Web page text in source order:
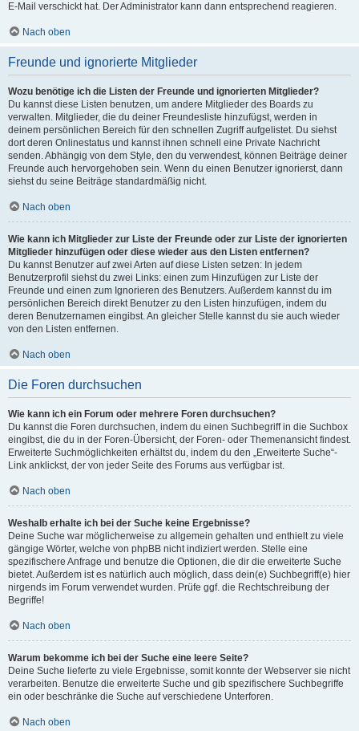
E-Mail verschickt hat. Der Administrator kann dann entsprechend reagieren.
Nach oben
Freunde und ignorierte Mitglieder
Wozu benötige ich die Listen der Freunde und ignorierten Mitglieder?
Du kannst diese Listen benutzen, um andere Mitglieder des Boards zu
verwalten. Mitglieder, die du deiner Freundesliste hinzufügst, werden in
deinem persönlichen Bereich für den schnellen Zugriff aufgelistet. Du siehst
dort deren Onlinestatus und kannst ihnen schnell eine Private Nachricht
senden. Abhängig von dem Style, den du verwendest, können Beiträge deiner
Freunde auch hervorgehoben sein. Wenn du einen Benutzer ignorierst, dann
siehst du seine Beiträge standardmäßig nicht.
Nach oben
Wie kann ich Mitglieder zur Liste der Freunde oder zur Liste der ignorierten
Mitglieder hinzufügen oder diese wieder aus den Listen entfernen?
Du kannst Benutzer auf zwei Arten auf diese Listen setzen: In jedem
Benutzerprofil siehst du zwei Links: einen zum Hinzufügen zur Liste der
Freunde und einen zum Ignorieren des Benutzers. Außerdem kannst du im
persönlichen Bereich direkt Benutzer zu den Listen hinzufügen, indem du
deren Benutzernamen eingibst. An gleicher Stelle kannst du sie auch wieder
von den Listen entfernen.
Nach oben
Die Foren durchsuchen
Wie kann ich ein Forum oder mehrere Foren durchsuchen?
Du kannst die Foren durchsuchen, indem du einen Suchbegriff in die Suchbox
eingibst, die du in der Foren-Übersicht, der Foren- oder Themenansicht findest.
Erweiterte Suchmöglichkeiten erhältst du, indem du den „Erweiterte Suche“-
Link anklickst, der von jeder Seite des Forums aus verfügbar ist.
Nach oben
Weshalb erhalte ich bei der Suche keine Ergebnisse?
Deine Suche war möglicherweise zu allgemein gehalten und enthielt zu viele
gängige Wörter, welche von phpBB nicht indiziert werden. Stelle eine
spezifischere Anfrage und benutze die Optionen, die dir die erweiterte Suche
bietet. Außerdem ist es natürlich auch möglich, dass dein(e) Suchbegriff(e) hier
nirgends im Forum verwendet wurden. Prüfe ggf. die Rechtschreibung der
Begriffe!
Nach oben
Warum bekomme ich bei der Suche eine leere Seite?
Deine Suche lieferte zu viele Ergebnisse, somit konnte der Webserver sie nicht
verarbeiten. Benutze die erweiterte Suche und gib spezifischere Suchbegriffe
ein oder beschränke die Suche auf verschiedene Unterforen.
Nach oben